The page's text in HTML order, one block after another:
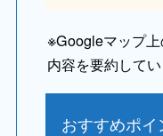
※Googleマップ
内容を要約してい
おすすめポ